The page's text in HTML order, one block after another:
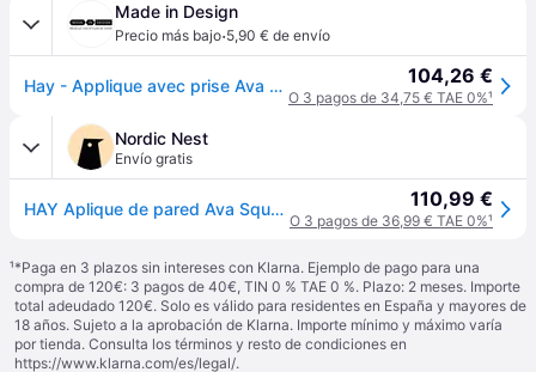
Made in Design
Precio más bajo·5,90 € de envío
Hay - Applique avec prise Ava - Blanc - Papier ECOPET - Designer Ana Kraš 104,26 €
O 3 pagos de 34,75 € TAE 0%¹
Nordic Nest
Envío gratis
HAY Aplique de pared Ava Square Blanco 110,99 €
O 3 pagos de 36,99 € TAE 0%¹
¹*Paga en 3 plazos sin intereses con Klarna. Ejemplo de pago para una
compra de 120€: 3 pagos de 40€, TIN 0 % TAE 0 %. Plazo: 2 meses. Importe
total adeudado 120€. Solo es válido para residentes en España y mayores de
18 años. Sujeto a la aprobación de Klarna. Importe mínimo y máximo varía
por tienda. Consulta los términos y resto de condiciones en
https://www.klarna.com/es/legal/.